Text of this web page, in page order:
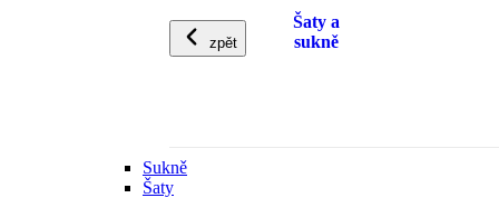
zpět
Šaty a
sukně
Sukně
Šaty